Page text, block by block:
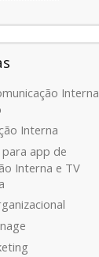
Interna
Interna
app de
Interna e TV